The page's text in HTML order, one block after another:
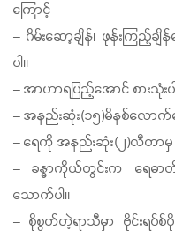
ကြောင့်
– ဂိမ်းဆော့ချိန်၊ ဖုန်းကြည့်ချိ
ပါ။
– အာဟာရပြည့်အောင် စားသုံးပ
– အနည်းဆုံး(၁၅)မိနစ်လောက်
– ရေကို အနည်းဆုံး( ၂)လီတာမှ
–ခန္ဓာကိုယ်တွင်းက ရေဓ
သောက်ပါ။
– စိုစွတ်တဲ့ရာသီမှာ ဗိုင်းရ